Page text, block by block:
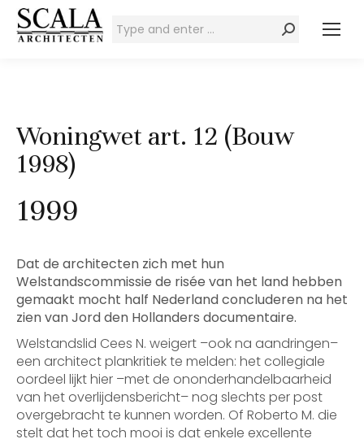
Zoeken:
Woningwet art. 12 (Bouw
1998)
1999
Dat de architecten zich met hun
Welstandscommissie de risée van het land hebben
gemaakt mocht half Nederland concluderen na het
zien van Jord den Hollanders documentaire.
Welstandslid Cees N. weigert –ook na aandringen–
een architect plankritiek te melden: het collegiale
oordeel lijkt hier –met de ononderhandelbaarheid
van het overlijdensbericht– nog slechts per post
overgebracht te kunnen worden. Of Roberto M. die
stelt dat het toch mooi is dat enkele excellente